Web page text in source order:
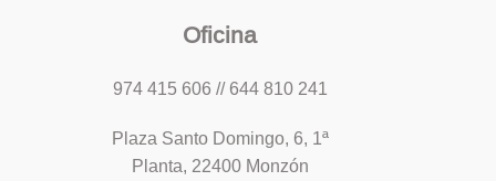
Oficina
974 415 606 // 644 810 241
Plaza Santo Domingo, 6, 1ª
Planta, 22400 Monzón